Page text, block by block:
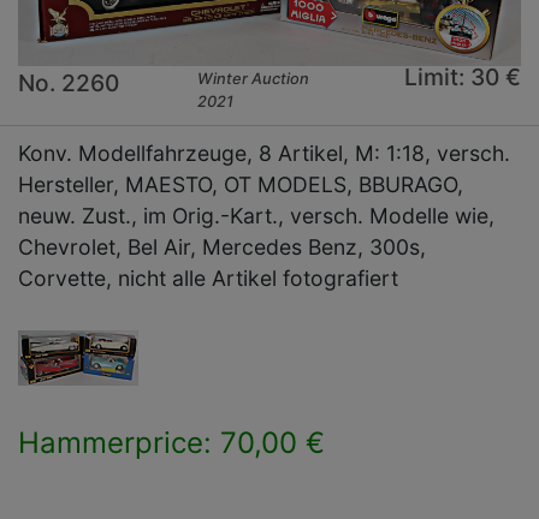
No. 2260
Winter Auction
2021
Limit: 30 €
Konv. Modellfahrzeuge, 8 Artikel, M: 1:18, versch.
Hersteller, MAESTO, OT MODELS, BBURAGO,
neuw. Zust., im Orig.-Kart., versch. Modelle wie,
Chevrolet, Bel Air, Mercedes Benz, 300s,
Corvette, nicht alle Artikel fotografiert
Hammerprice: 70,00 €